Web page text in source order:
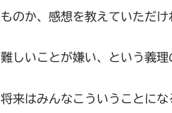
ものか、感想を教えていただけ
難しいことが嫌い、という義理
将来はみんなこういうことにな